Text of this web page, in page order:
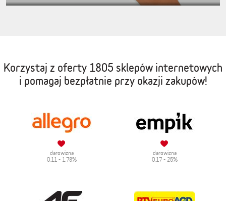
Korzystaj z oferty 1805 sklepów internetowych
i pomagaj bezpłatnie przy okazji zakupów!
darowizna
0.11 - 1.78%
darowizna
0.17 - 25%